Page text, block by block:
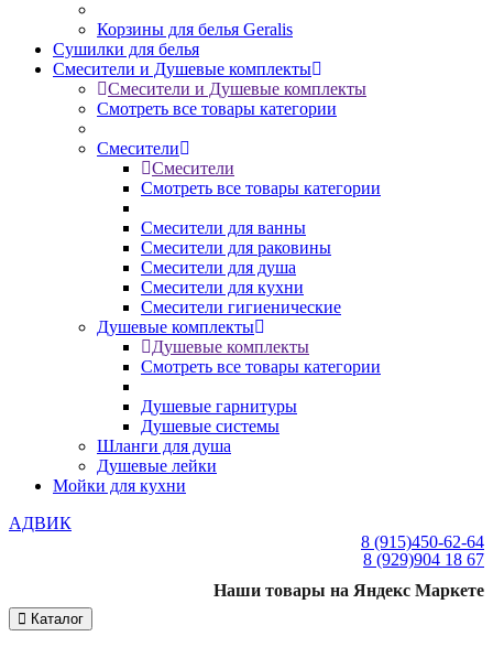
Корзины для белья Geralis
Сушилки для белья
Смесители и Душевые комплекты
Смесители и Душевые комплекты
Смотреть все товары категории
Смесители
Смесители
Смотреть все товары категории
Смесители для ванны
Смесители для раковины
Смесители для душа
Смесители для кухни
Смесители гигиенические
Душевые комплекты
Душевые комплекты
Смотреть все товары категории
Душевые гарнитуры
Душевые системы
Шланги для душа
Душевые лейки
Мойки для кухни
АДВИК
8 (915)450-62-64
8 (929)904 18 67
Наши товары на Яндекс Маркете
Каталог